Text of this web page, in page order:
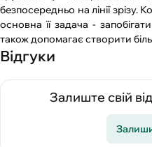
безпосередньо на лінії
основна її задача -
також допомагає створити
Відгуки
Залиште свій